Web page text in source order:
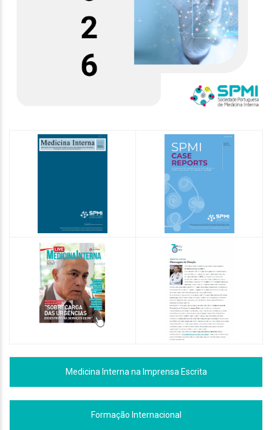
Medicina Interna na Imprensa Escrita
Formação Internacional